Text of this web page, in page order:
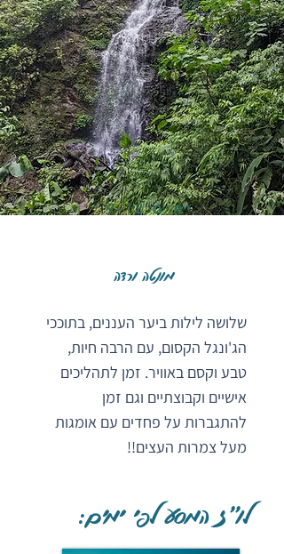
ימים 9-12
מונטה ורדה
שלושה לילות ביער העננים, בתוככי
הג'ונגל הקסום, עם הרבה חיות,
טבע וקסם באוויר. זמן לתהליכים
אישיים וקבוצתיים וגם זמן
להתגברות על פחדים עם אומגות
מעל צמרות העצים!!
לו"ז המסע לפי ימים: